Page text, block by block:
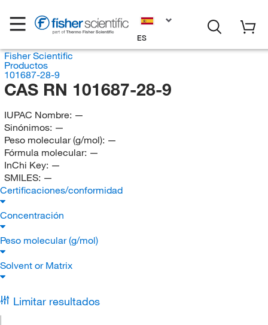
ES
Fisher Scientific
Productos
101687-28-9
CAS RN 101687-28-9
IUPAC Nombre: —
Sinónimos: —
Peso molecular (g/mol): —
Fórmula molecular: —
InChi Key: —
SMILES: —
Certificaciones/conformidad
Concentración
Peso molecular (g/mol)
Solvent or Matrix
Limitar resultados